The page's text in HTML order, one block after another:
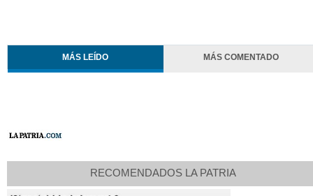
MÁS LEÍDO MÁS COMENTADO
RECOMENDADOS LA PATRIA